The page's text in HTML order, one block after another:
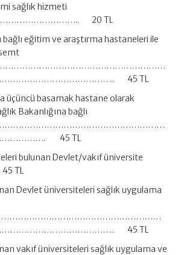
sağlık hizmeti
20 TL
bağlı eğitim ve araştırma hastaneleri ile
…………………………………………………………
45 TL
üçüncü basamak hastane olarak
Bakanlığına bağlı
45 TL
bulunan Devlet/vakıf üniversite
TL
Devlet üniversiteleri sağlık uygulama
45 TL
vakıf üniversiteleri sağlık uygulama ve